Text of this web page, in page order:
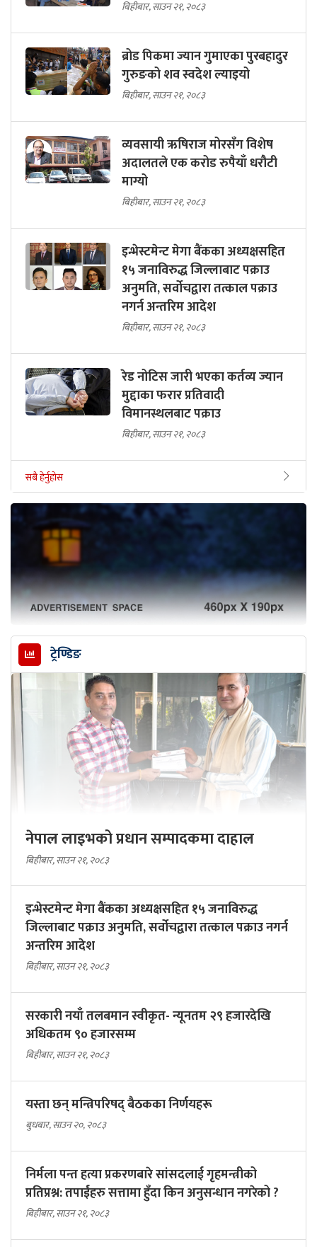
बिहीबार, साउन २१, २०८३
ब्रोड पिकमा ज्यान गुमाएका पुरबहादुर
गुरुङको शव स्वदेश ल्याइयो
बिहीबार, साउन २१, २०८३
व्यवसायी ऋषिराज मोरसँग विशेष
अदालतले एक करोड रुपैयाँ धरौटी
माग्यो
बिहीबार, साउन २१, २०८३
इन्भेस्टमेन्ट मेगा बैंकका अध्यक्षसहित
१५ जनाविरुद्ध जिल्लाबाट पक्राउ
अनुमति, सर्वोचद्वारा तत्काल पक्राउ
नगर्न अन्तरिम आदेश
बिहीबार, साउन २१, २०८३
रेड नोटिस जारी भएका कर्तव्य ज्यान
मुद्दाका फरार प्रतिवादी
विमानस्थलबाट पक्राउ
बिहीबार, साउन २१, २०८३
सबै हेर्नुहोस
ट्रेण्डिङ
नेपाल लाइभको प्रधान सम्पादकमा दाहाल
बिहीबार, साउन २१, २०८३
इन्भेस्टमेन्ट मेगा बैंकका अध्यक्षसहित १५ जनाविरुद्ध
जिल्लाबाट पक्राउ अनुमति, सर्वोचद्वारा तत्काल पक्राउ नगर्न
अन्तरिम आदेश
बिहीबार, साउन २१, २०८३
सरकारी नयाँ तलबमान स्वीकृत- न्यूनतम २९ हजारदेखि
अधिकतम ९० हजारसम्म
बिहीबार, साउन २१, २०८३
यस्ता छन् मन्त्रिपरिषद् बैठकका निर्णयहरू
बुधबार, साउन २०, २०८३
निर्मला पन्त हत्या प्रकरणबारे सांसदलाई गृहमन्त्रीको
प्रतिप्रश्न: तपाईंहरु सत्तामा हुँदा किन अनुसन्धान नगरेको ?
बिहीबार, साउन २१, २०८३